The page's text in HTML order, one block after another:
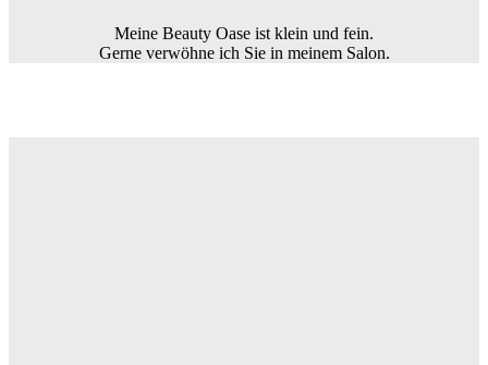
Meine Beauty Oase ist klein und fein.
Gerne verwöhne ich Sie in meinem Salon.